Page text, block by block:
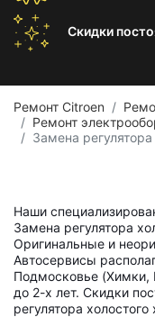
Скидки
Ремонт Citroen
Ремонт
Замена
Наши
Замена регулятора
Оригинальные и
Автосервисы
Подмосковье (Химки,
до 2-х лет. Скидки
регулятора